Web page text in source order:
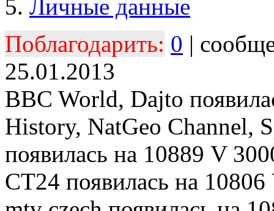
Личные данные
Поблагодарить: 0 |
25.01.2013
BBC World, Dajto
History, NatGeo Channel,
появилась на 10889 V
CT24 появилась на